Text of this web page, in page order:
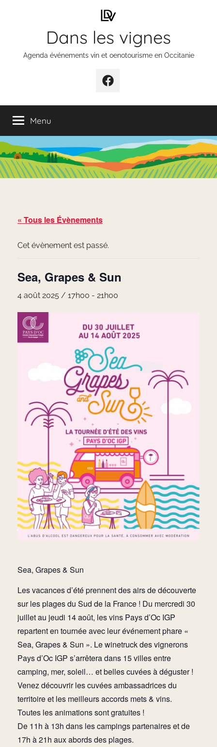
Dans les vignes
Agenda événements vin et oenotourisme en Occitanie
Élément
menu
Menu
« Tous les Évènements
Cet évènement est passé.
Sea, Grapes & Sun
4 août 2025 / 17h00 - 21h00
Sea, Grapes & Sun
Les vacances d’été prennent des airs de découverte
sur les plages du Sud de la France ! Du mercredi 30
juillet au jeudi 14 août, les vins Pays d’Oc IGP
repartent en tournée avec leur événement phare «
Sea, Grapes & Sun ». Le winetruck des vignerons
Pays d’Oc IGP s’arrêtera dans 15 villes entre
camping, mer, soleil… et belles cuvées à déguster !
Venez découvrir les cuvées ambassadrices du
territoire et les meilleurs accords mets & vins.
Toutes les animations sont gratuites !
De 11h à 13h dans les campings partenaires et de
17h à 21h aux abords des plages.